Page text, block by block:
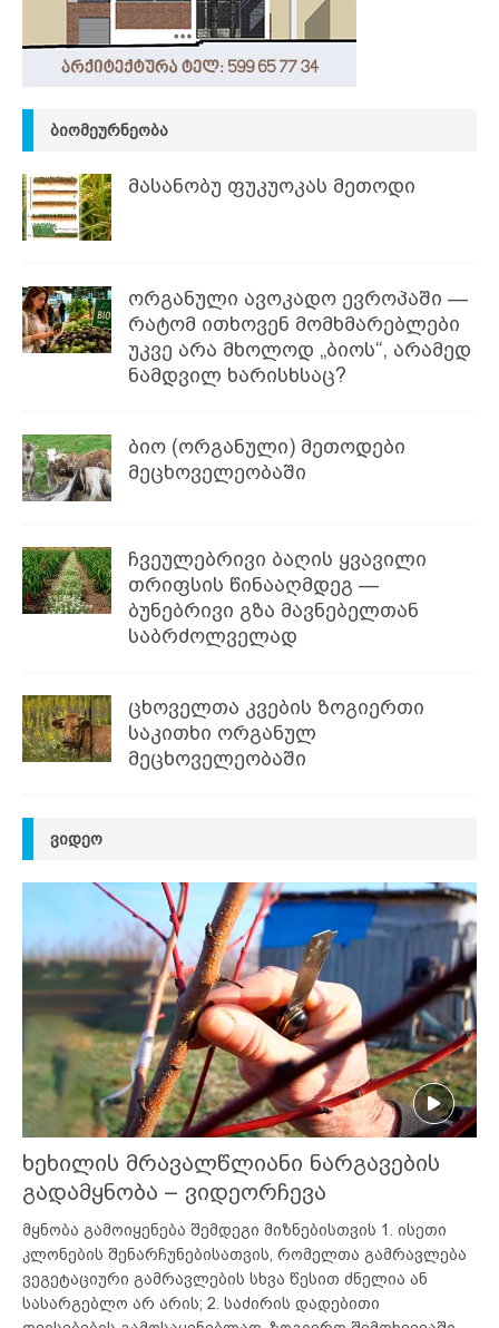
ᲑᲘᲝᲛᲔᲣᲠᲜᲔᲝᲑᲐ
მასანობუ ფუკუოკას მეთოდი
ორგანული ავოკადო ევროპაში —
რატომ ითხოვენ მომხმარებლები
უკვე არა მხოლოდ „ბიოს“, არამედ
ნამდვილ ხარისხსაც?
ბიო (ორგანული) მეთოდები
მეცხოველეობაში
ჩვეულებრივი ბაღის ყვავილი
თრიფსის წინააღმდეგ —
ბუნებრივი გზა მავნებელთან
საბრძოლველად
ცხოველთა კვების ზოგიერთი
საკითხი ორგანულ
მეცხოველეობაში
ᲕᲘᲓᲔᲝ
ხეხილის მრავალწლიანი ნარგავების
გადამყნობა – ვიდეორჩევა
მყნობა გამოიყენება შემდეგი მიზნებისთვის 1. ისეთი
კლონების შენარჩუნებისათვის, რომელთა გამრავლება
ვეგეტაციური გამრავლების სხვა წესით ძნელია ან
სასარგებლო არ არის; 2. საძირის დადებითი